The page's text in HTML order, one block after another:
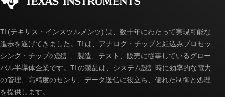
myTI アカウントの FAQ
TI (テキサス・インスツルメンツ) は、数十年にわたって実現可能な
進歩を遂げてきました。TI は、アナログ・チップと組込みプロセッ
シング・チップの設計、製造、テスト、販売に従事しているグロー
バル半導体企業です。TI の製品は、システム設計時に効率的な電力
の管理、高精度のセンサ、データ送信に役立ち、優れた制御と処理
を提供します。